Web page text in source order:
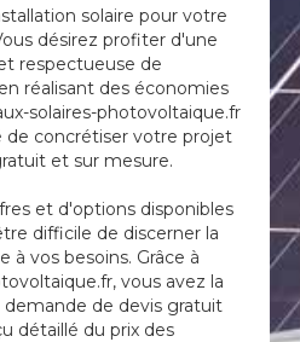
solaire pour votre
désirez profiter d'une
respectueuse de
réalisant des économies
solaires-photovoltaique.fr
de concrétiser votre projet
et sur mesure.
et d'options disponibles
difficile de discerner la
à vos besoins. Grâce à
vous avez la
de devis gratuit
détaillé du prix des